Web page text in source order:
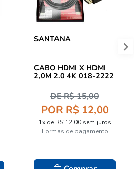
SANTANA
CABO HDMI X HDMI
2,0M 2.0 4K 018-2222
DE R$ 15,00
POR R$ 12,00
1x de R$ 12,00 sem juros
Formas de pagamento